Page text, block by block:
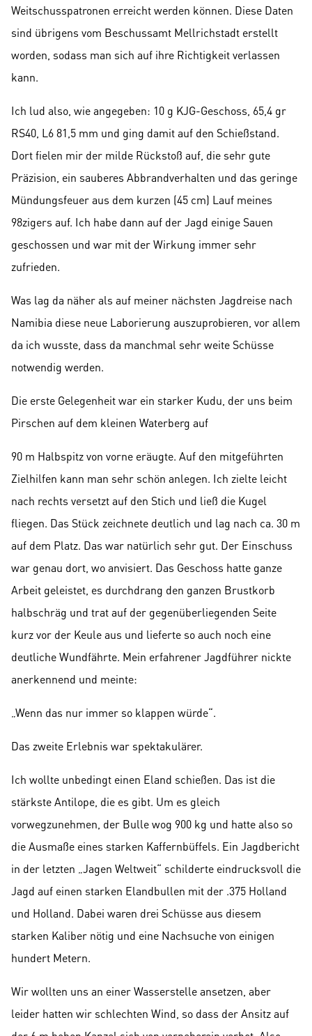
Weitschusspatronen erreicht werden können. Diese Daten
sind übrigens vom Beschussamt Mellrichstadt erstellt
worden, sodass man sich auf ihre Richtigkeit verlassen
kann.
Ich lud also, wie angegeben: 10 g KJG-Geschoss, 65,4 gr
RS40, L6 81,5 mm und ging damit auf den Schießstand.
Dort fielen mir der milde Rückstoß auf, die sehr gute
Präzision, ein sauberes Abbrandverhalten und das geringe
Mündungsfeuer aus dem kurzen (45 cm) Lauf meines
98zigers auf. Ich habe dann auf der Jagd einige Sauen
geschossen und war mit der Wirkung immer sehr
zufrieden.
Was lag da näher als auf meiner nächsten Jagdreise nach
Namibia diese neue Laborierung auszuprobieren, vor allem
da ich wusste, dass da manchmal sehr weite Schüsse
notwendig werden.
Die erste Gelegenheit war ein starker Kudu, der uns beim
Pirschen auf dem kleinen Waterberg auf
90 m Halbspitz von vorne eräugte. Auf den mitgeführten
Zielhilfen kann man sehr schön anlegen. Ich zielte leicht
nach rechts versetzt auf den Stich und ließ die Kugel
fliegen. Das Stück zeichnete deutlich und lag nach ca. 30 m
auf dem Platz. Das war natürlich sehr gut. Der Einschuss
war genau dort, wo anvisiert. Das Geschoss hatte ganze
Arbeit geleistet, es durchdrang den ganzen Brustkorb
halbschräg und trat auf der gegenüberliegenden Seite
kurz vor der Keule aus und lieferte so auch noch eine
deutliche Wundfährte. Mein erfahrener Jagdführer nickte
anerkennend und meinte:
„Wenn das nur immer so klappen würde“.
Das zweite Erlebnis war spektakulärer.
Ich wollte unbedingt einen Eland schießen. Das ist die
stärkste Antilope, die es gibt. Um es gleich
vorwegzunehmen, der Bulle wog 900 kg und hatte also so
die Ausmaße eines starken Kaffernbüffels. Ein Jagdbericht
in der letzten „Jagen Weltweit“ schilderte eindrucksvoll die
Jagd auf einen starken Elandbullen mit der .375 Holland
und Holland. Dabei waren drei Schüsse aus diesem
starken Kaliber nötig und eine Nachsuche von einigen
hundert Metern.
Wir wollten uns an einer Wasserstelle ansetzen, aber
leider hatten wir schlechten Wind, so dass der Ansitz auf